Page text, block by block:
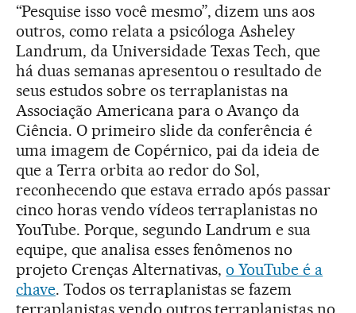
“Pesquise isso você mesmo”, dizem uns aos
outros, como relata a psicóloga Asheley
Landrum, da Universidade Texas Tech, que
há duas semanas apresentou o resultado de
seus estudos sobre os terraplanistas na
Associação Americana para o Avanço da
Ciência. O primeiro slide da conferência é
uma imagem de Copérnico, pai da ideia de
que a Terra orbita ao redor do Sol,
reconhecendo que estava errado após passar
cinco horas vendo vídeos terraplanistas no
YouTube. Porque, segundo Landrum e sua
equipe, que analisa esses fenômenos no
projeto Crenças Alternativas,o YouTube é a
chave. Todos os terraplanistas se fazem
terraplanistas vendo outros terraplanistas no